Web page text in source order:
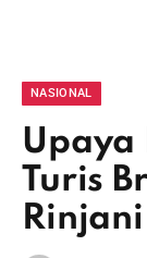
NASIONAL
Upaya
Turis